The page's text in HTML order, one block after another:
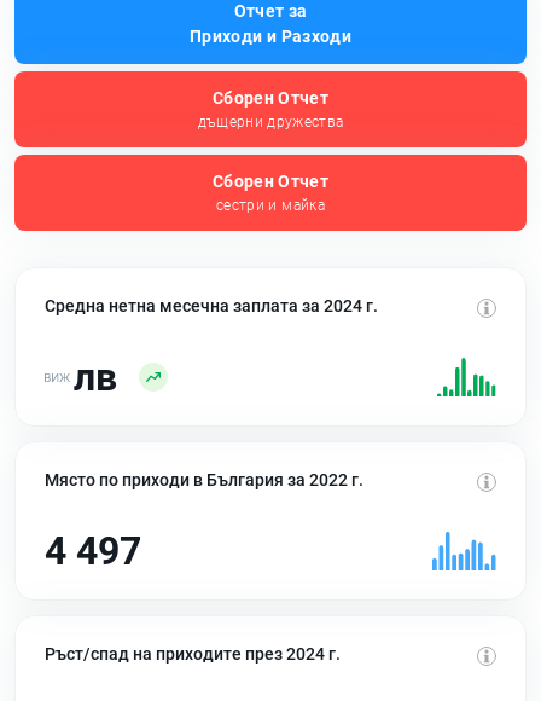
Отчет за
Приходи и Разходи
Сборен Отчет
дъщерни дружества
Сборен Отчет
сестри и майка
Средна нетна месечна заплата за 2024 г.
лв
Място по приходи в България за 2022 г.
4 497
Ръст/спад на приходите през 2024 г.